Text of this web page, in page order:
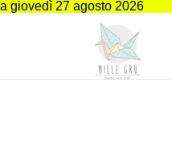
giovedì 27 agosto 2026